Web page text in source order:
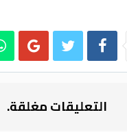
الدكتور بشر
الأردنيَّة الخاصَّة
الصحيَّة؛ كونها مكمِّلة
التعليقات مغلقة.